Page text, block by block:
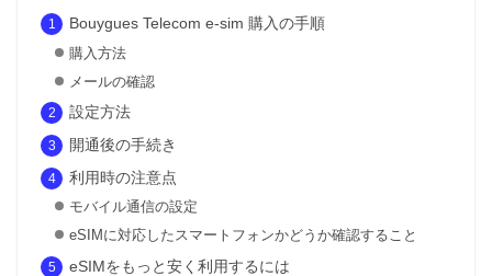
Bouygues Telecom e-sim 購入の手順
購入方法
メールの確認
設定方法
開通後の手続き
利用時の注意点
モバイル通信の設定
eSIMに対応したスマートフォンかどうか確認すること
eSIMをもっと安く利用するには